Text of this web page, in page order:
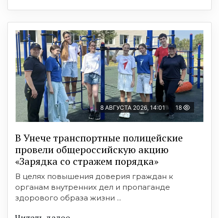
8 АВГУСТА 2026, 14:01 18
В Унече транспортные полицейские
провели общероссийскую акцию
«Зарядка со стражем порядка»
В целях повышения доверия граждан к
органам внутренних дел и пропаганде
здорового образа жизни ...